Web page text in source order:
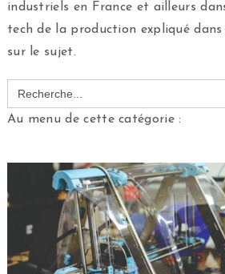
industriels en France et ailleurs
tech de la production expliqué
sur le sujet.
for:
Au menu de cette catégorie :